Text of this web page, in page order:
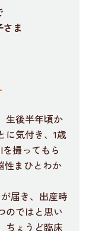
ま
生後半年頃か
に気付き、1歳
撮ってもら
性まひとわか
届き、出産時
のではと思い
ちょうど臨床